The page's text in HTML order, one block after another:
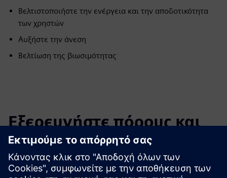
Βελτιστοποιήστε την ενέργεια και την αποδοτικότητα
των χρηστών
Αυξήστε την άνεση
Βελτίωση της βιωσιμότητας
Εξερευνήστε πόρους και
σχετικά προϊόντα